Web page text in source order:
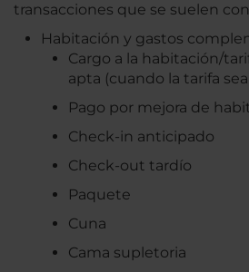
transacciones que se suelen
Habitación y gastos
Cargo a la habitación/
apta (cuando la tarifa
Pago por mejora de
Check-in anticipado
Check-out tardío
Paquete
Cuna
Cama supletoria